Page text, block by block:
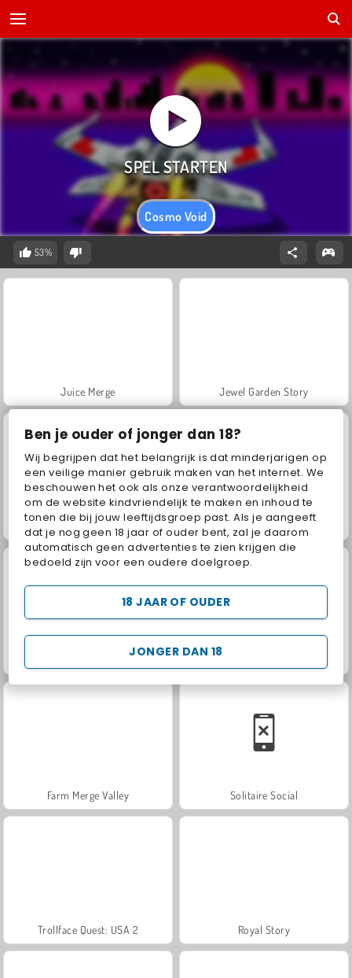
Ben je ouder of jonger dan 18?
Wij begrijpen dat het belangrijk is dat minderjarigen op
een veilige manier gebruik maken van het internet. We
beschouwen het ook als onze verantwoordelijkheid
om de website kindvriendelijk te maken en inhoud te
tonen die bij jouw leeftijdsgroep past. Als je aangeeft
dat je nog geen 18 jaar of ouder bent, zal je daarom
automatisch geen advertenties te zien krijgen die
bedoeld zijn voor een oudere doelgroep.
JONGER DAN 18
18 JAAR OF OUDER
Cosmo Void
53%
Juice Merge Jewel Garden Story
Grand Mahjong Connect
Farm Merge Valley Solitaire Social
Trollface Quest: USA 2 Royal Story